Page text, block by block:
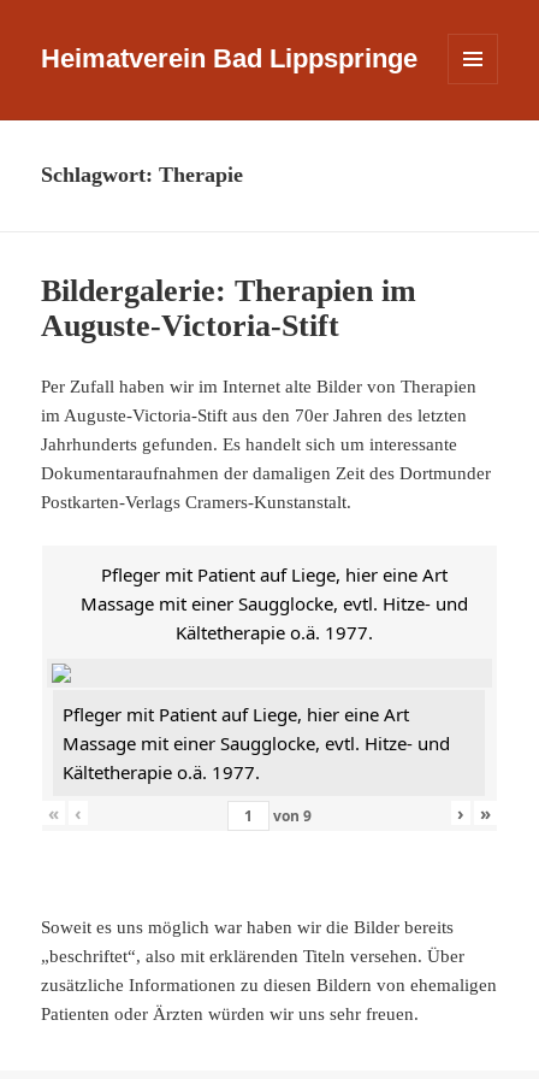
Heimatverein Bad Lippspringe
WIDGETS
Schlagwort:Therapie
Bildergalerie: Therapien im
Auguste-Victoria-Stift
Per Zufall haben wir im Internet alte Bilder von Therapien
im Auguste-Victoria-Stift aus den 70er Jahren des letzten
Jahrhunderts gefunden. Es handelt sich um interessante
Dokumentaraufnahmen der damaligen Zeit des Dortmunder
Postkarten-Verlags Cramers-Kunstanstalt.
Pfleger mit Patient auf Liege, hier eine Art
Massage mit einer Saugglocke, evtl. Hitze- und
Kältetherapie o.ä. 1977.
Pfleger mit Patient auf Liege, hier eine Art
Massage mit einer Saugglocke, evtl. Hitze- und
Kältetherapie o.ä. 1977.
«
‹ von 9 › »
Soweit es uns möglich war haben wir die Bilder bereits
„beschriftet“, also mit erklärenden Titeln versehen. Über
zusätzliche Informationen zu diesen Bildern von ehemaligen
Patienten oder Ärzten würden wir uns sehr freuen.